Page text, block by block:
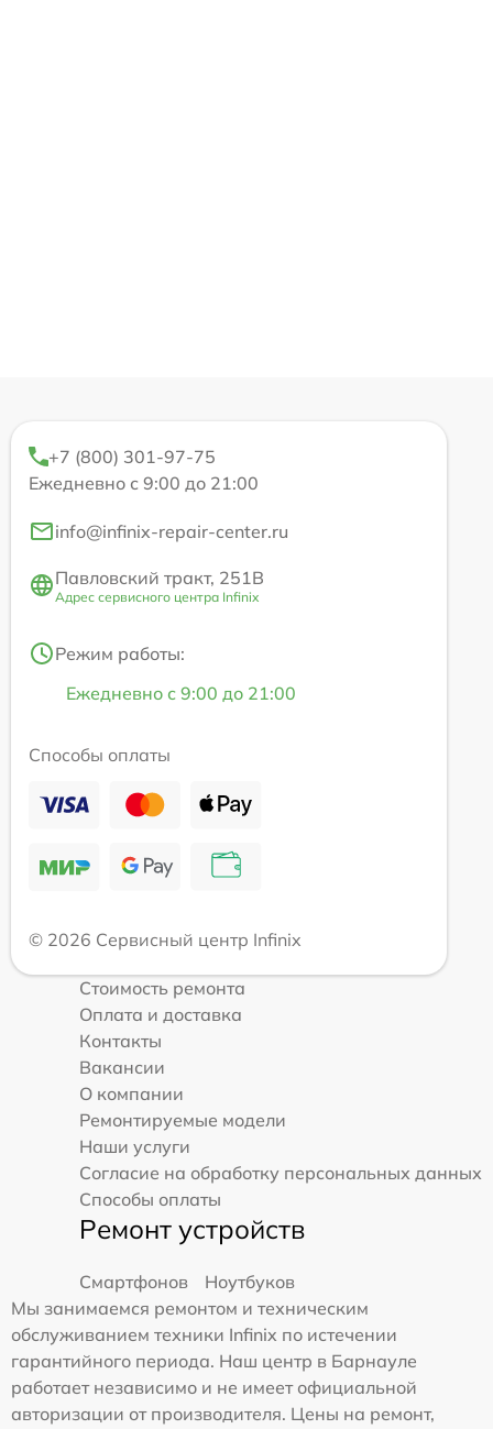
+7 (800) 301-97-75
Ежедневно с 9:00 до 21:00
info@infinix-repair-center.ru
Павловский тракт, 251В
Адрес сервисного центра Infinix
Режим работы:
Ежедневно с 9:00 до 21:00
Способы оплаты
© 2026 Сервисный центр Infinix
Стоимость ремонта
Оплата и доставка
Контакты
Вакансии
О компании
Ремонтируемые модели
Наши услуги
Согласие на обработку персональных данных
Способы оплаты
Ремонт устройств
Смартфонов
Ноутбуков
Мы занимаемся ремонтом и техническим
обслуживанием техники Infinix по истечении
гарантийного периода. Наш центр в Барнауле
работает независимо и не имеет официальной
авторизации от производителя. Цены на ремонт,